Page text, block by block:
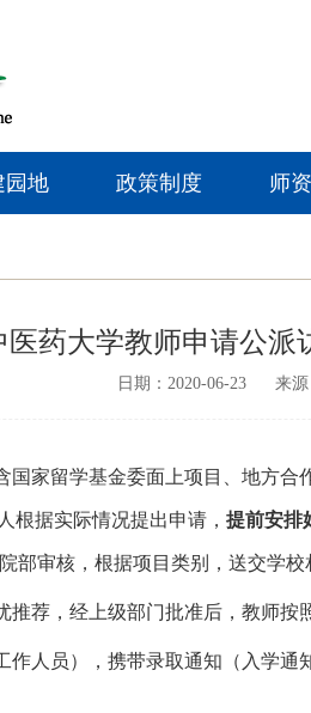
园地 政策制度 师
医药大学教师申请公派
日期：2020-06-23 来源
家留学基金委面上项目、地方
根据实际情况提出申请， 提前安排
部审核，根据项目类别，送交学校
荐，经上级部门批准后，教师
人员），携带录取通知（入学